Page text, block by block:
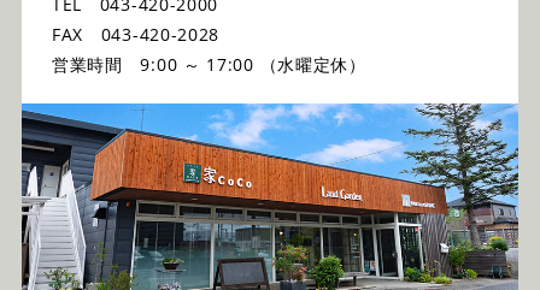
FAX 043-420-2028
営業時間 9:00 ～ 17:00 （水曜定休）